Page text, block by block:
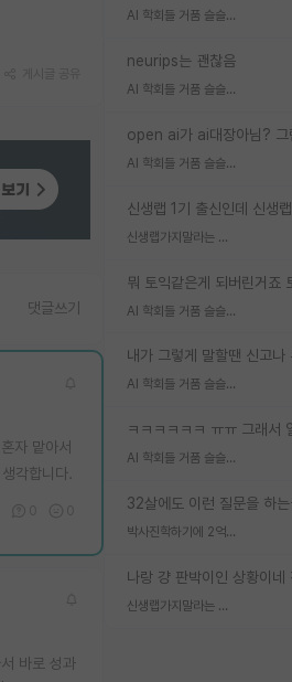
AI 학회들 거품 슬슬 지적이 나오네요
neurips는 괜찮음
AI 학회들 거품 슬슬 지적이 나오네요
AI 학회들 거품 슬슬 지적이 나오네요
신생랩가지말라는 이유가 있었구나
AI 학회들 거품 슬슬 지적이 나오네요
내가 그렇게 말할땐 신고나
AI 학회들 거품 슬슬 지적이 나오네요
AI 학회들 거품 슬슬 지적이 나오네요
32살에도 이런 질문을 하
박사진학하기에 2억은 괜찮은 (?) 정도의 경제력인가요
나랑 걍 판박이인 상황이네
신생랩가지말라는 이유가 있었구나
댓글쓰기
자 맡아서
각합니다.
바로 성과